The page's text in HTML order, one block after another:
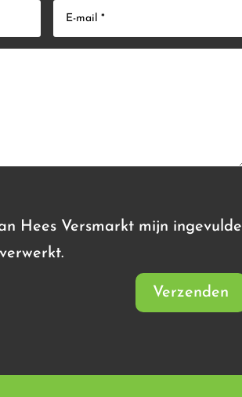
Hees Versmarkt mijn ingevulde
Verzenden